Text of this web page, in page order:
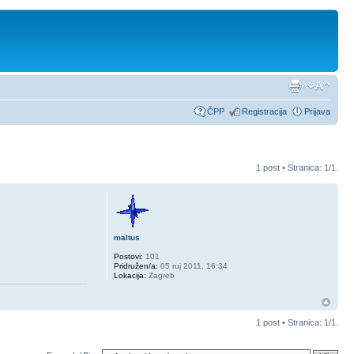
ČPP Registracija Prijava
1 post • Stranica: 1/1
maltus
Postovi: 101
Pridružen/a: 05 ruj 2011, 16:34
Lokacija: Zagreb
1 post • Stranica: 1 /1